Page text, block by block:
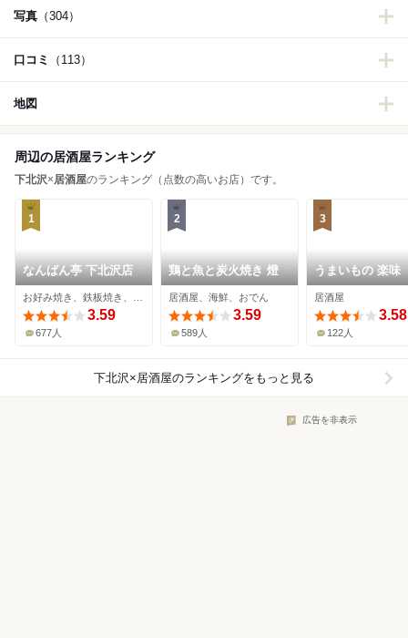
写真 （304）
口コミ （113）
地図
周辺の居酒屋ランキング
下北沢×居酒屋のランキング（点数の高いお店）です。
1
なんばん亭 下北沢店
3.59
677人
2
鶏と魚と炭火焼き 燈
居酒屋、海鮮、おでん
3.59
589人
3
うまいもの 楽味
居酒屋
3.58
122人
下北沢×居酒屋のランキングをもっと見る
広告を非表示